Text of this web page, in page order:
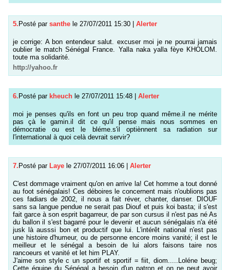
5. Posté par santhe le 27/07/2011 15:30 Alerter
je corrige: A bon entendeur salut. excuser moi je ne pourrai jamais
oublier le match Sénégal France. Yalla naka yalla fèye KHOLOM.
toute ma solidarité.
http://yahoo.fr
6. Posté par kheuch le 27/07/2011 15:48 Alerter
moi je penses qu'ils en font un peu trop quand même.il ne mérite
pas çà le gamin.il dit ce qu'il pense mais nous sommes en
démocratie ou est le bléme.s'il optiènnent sa radiation sur
l'international à quoi celà devrait servir?
7.Posté par Laye le 27/07/2011 16:06 | Alerter
C'est dommage vraiment qu'on en arrive la! Cet homme a tout donné
au foot sénégalais! Ces déboires le concernent mais n'oublions pas
ces fadiars de 2002, il nous a fait réver, chanter, danser. DIOUF
sans sa langue pendue ne serait pas Diouf et puis koi basta; il s'est
fait garce à son esprit bagarreur, de par son cursus il n'est pas né As
du ballon il s'est bagarré pour le devenir et aucun sénégalais n'a été
jusk là ausssi bon et productif que lui. L'intérêt national n'est pas
une histoire d'humeur, ou de personne encore moins vanité; il est le
meilleur et le sénégal a besoin de lui alors faisons taire nos
rancoeurs et vanité et let him PLAY.
J'aime son style c un sportif et sportif = fiit, diom.....Loléne beug;
Cette équipe du Sénégal a besoin d'un patron et on ne peut avoir